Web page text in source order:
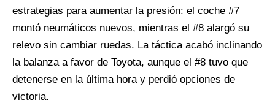
estrategias para aumentar la presión: el coche #7
montó neumáticos nuevos, mientras el #8 alargó su
relevo sin cambiar ruedas. La táctica acabó inclinando
la balanza a favor de Toyota, aunque el #8 tuvo que
detenerse en la última hora y perdió opciones de
victoria.